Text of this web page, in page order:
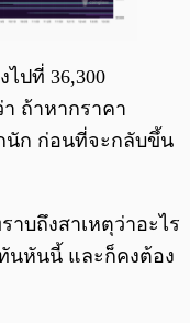
ไปที่ 36,300
ถ้าหากราคา
นัก ก่อนที่จะกลับขึ้น
าบถึงสาเหตุว่าอะไร
นหันนี้ และก็คงต้อง